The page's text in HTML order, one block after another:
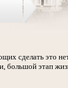
сделать это
большой этап